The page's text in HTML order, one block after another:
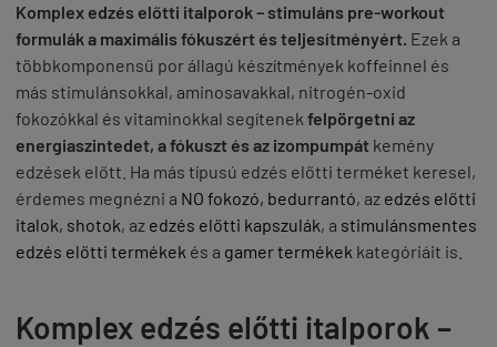
Komplex edzés előtti italporok – stimuláns pre-workout
formulák a maximális fókuszért és teljesítményért. Ezek a
többkomponensű por állagú készítmények koffeinnel és
más stimulánsokkal, aminosavakkal, nitrogén-oxid
fokozókkal és vitaminokkal segítenek felpörgetni az
energiaszintedet, a fókuszt és az izompumpát kemény
edzések előtt. Ha más típusú edzés előtti terméket keresel,
érdemes megnézni a NO fokozó, bedurrantó, az edzés előtti
italok, shotok, az edzés előtti kapszulák, a stimulánsmentes
edzés előtti termékek és a gamer termékek kategóriáit is.
Komplex edzés előtti italporok –